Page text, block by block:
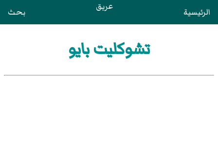
الرئيسية عريق بحث
تشوكليت بايو